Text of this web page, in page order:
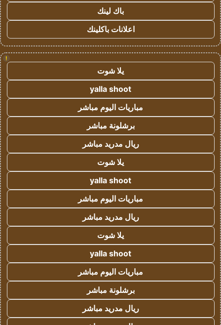
باك لينك
اعلانات باكلينك
!
يلا شوت
yalla shoot
مباريات اليوم مباشر
برشلونة مباشر
ريال مدريد مباشر
يلا شوت
yalla shoot
مباريات اليوم مباشر
ريال مدريد مباشر
يلا شوت
yalla shoot
مباريات اليوم مباشر
برشلونة مباشر
ريال مدريد مباشر